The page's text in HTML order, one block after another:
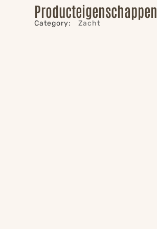
Producteigenschappen
Category: Zacht